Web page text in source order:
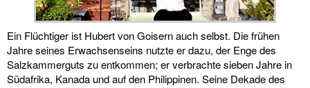
Ein Flüchtiger ist Hubert von Goisern auch selbst. Die frühen
Jahre seines Erwachsenseins nutzte er dazu, der Enge des
Salzkammerguts zu entkommen; er verbrachte sieben Jahre in
Südafrika, Kanada und auf den Philippinen. Seine Dekade des